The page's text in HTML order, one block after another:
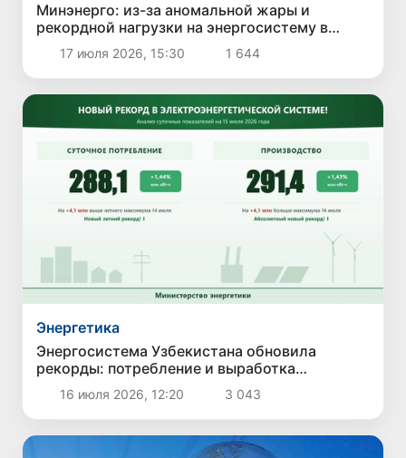
Минэнерго: из-за аномальной жары и
рекордной нагрузки на энергосистему в
Узбекистане вводятся временные
отключения электроэнергии
17 июля 2026, 15:30 1 644
Энергетика
Энергосистема Узбекистана обновила
рекорды: потребление и выработка
электроэнергии достигли новых максимумов
16 июля 2026, 12:20 3 043